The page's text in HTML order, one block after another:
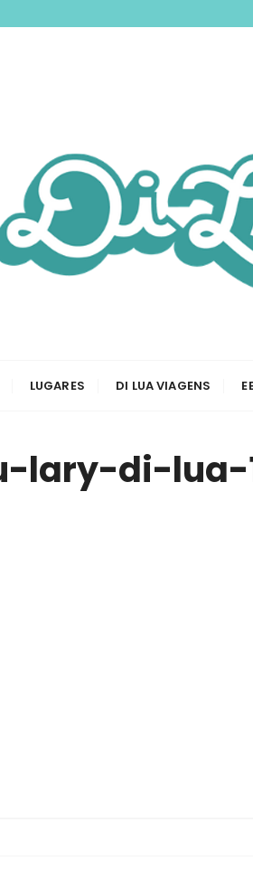
LUGARES DI LUA VIAGENS
lary-di-lua-